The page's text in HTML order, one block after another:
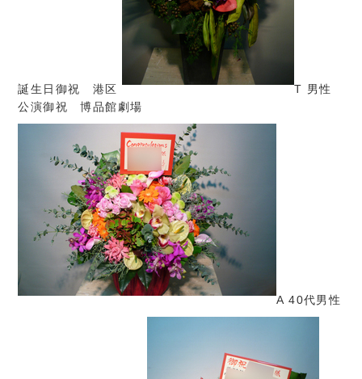
誕生日御祝 港区
T 男性
公演御祝 博品館劇場
A 40代男性